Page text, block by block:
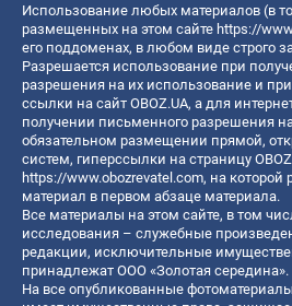
Использование любых материалов (в
размещенных на этом сайте https://
его поддоменах, в любом виде строго
Разрешается использование при
разрешения на их использование и
ссылки на сайт OBOZ.UA, а для
получении письменного разрешения
обязательном размещении прямой,
систем, гиперссылки на страницу
https://www.obozrevatel.com, на
материал в первом абзаце материала.
Все материалы на этом сайте, в том
исследования – служебные
редакции, исключительные
принадлежат ООО «Золотая середина».
На все опубликованные